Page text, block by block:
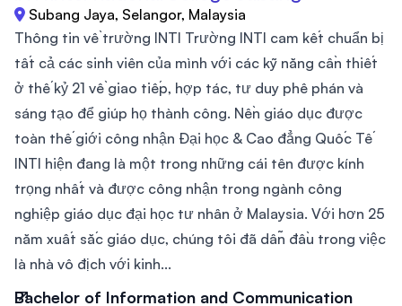
Subang Jaya, Selangor, Malaysia
Thông tin về trường INTI Trường INTI cam kết chuẩn bị
tất cả các sinh viên của mình với các kỹ năng cần thiết
ở thế kỷ 21 về giao tiếp, hợp tác, tư duy phê phán và
sáng tạo để giúp họ thành công. Nền giáo dục được
toàn thế giới công nhận Đại học & Cao đẳng Quốc Tế
INTI hiện đang là một trong những cái tên được kính
trọng nhất và được công nhận trong ngành công
nghiệp giáo dục đại học tư nhân ở Malaysia. Với hơn 25
năm xuất sắc giáo dục, chúng tôi đã dẫn đầu trong việc
là nhà vô địch với kinh...
Bachelor of Information and Communication